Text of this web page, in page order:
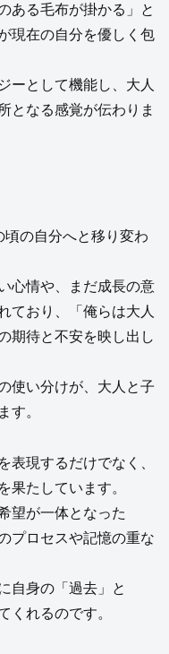
ある毛布が掛かる」と
現在の自分を優しく包
ーとして機能し、大人
となる感覚が伝わりま
の自分へと移り変わ
心情や、まだ成長の意
ており、「俺らは大人
期待と不安を映し出し
使い分けが、大人と子
す。
表現するだけでなく、
果たしています。
望が一体となった
プロセスや記憶の重な
自身の「過去」と
くれるのです。